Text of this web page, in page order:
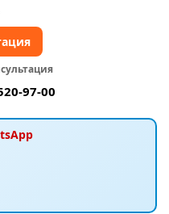
97-00